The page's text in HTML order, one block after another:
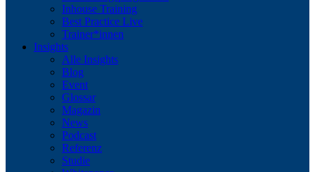
Inhouse Training
Best Practice Live
Trainer*innen
Insights
Alle Insights
Blog
Event
Glossar
Magazin
News
Podcast
Referenz
Studie